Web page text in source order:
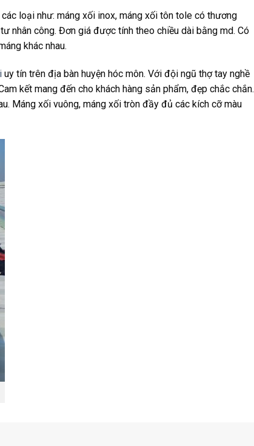
loại như: máng xối inox, máng xối tôn tole có thương
nhân công. Đơn giá được tính theo chiều dài bằng md. Có
khác nhau.
uy tín trên địa bàn huyện hóc môn. Với đội ngũ thợ tay nghề
kết mang đến cho khách hàng sản phẩm, đẹp chắc chắn.
Máng xối vuông, máng xối tròn đầy đủ các kích cỡ màu